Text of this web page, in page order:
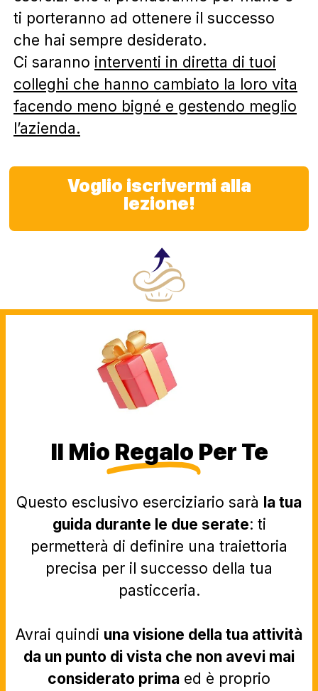
ti porteranno ad ottenere il successo
che hai sempre desiderato.
Ci saranno interventi in diretta di tuoi
colleghi che hanno cambiato la loro vita
facendo meno bigné e gestendo meglio
l’azienda.
Voglio iscrivermi alla
lezione!
Il Mio Regalo Per Te
Questo esclusivo eserciziario sarà la tua
guida durante le due serate: ti
permetterà di definire una traiettoria
precisa per il successo della tua
pasticceria.
Avrai quindi una visione della tua attività
da un punto di vista che non avevi mai
considerato prima ed è proprio